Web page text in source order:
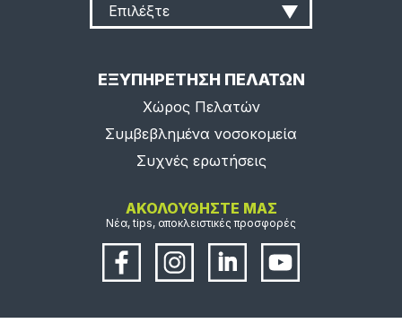
Επιλέξτε
ΕΞΥΠΗΡΕΤΗΣΗ ΠΕΛΑΤΩΝ
Χώρος Πελατών
Συμβεβλημένα νοσοκομεία
Συχνές ερωτήσεις
ΑΚΟΛΟΥΘΗΣΤΕ ΜΑΣ
Νέα, tips, αποκλειστικές προσφορές